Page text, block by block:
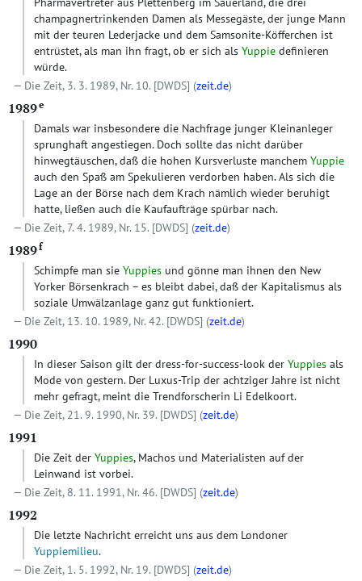
champagnertrinkenden Damen als Messegäste, der junge Mann
mit der teuren Lederjacke und dem Samsonite-Köfferchen ist
entrüstet, als man ihn fragt, ob er sich als Yuppie definieren
würde.
Die Zeit, 3. 3. 1989, Nr. 10. [DWDS] (zeit.de)
1989e
Damals war insbesondere die Nachfrage junger Kleinanleger
sprunghaft angestiegen. Doch sollte das nicht darüber
hinwegtäuschen, daß die hohen Kursverluste manchem Yuppie
auch den Spaß am Spekulieren verdorben haben. Als sich die
Lage an der Börse nach dem Krach nämlich wieder beruhigt
hatte, ließen auch die Kaufaufträge spürbar nach.
Die Zeit, 7. 4. 1989, Nr. 15. [DWDS] (zeit.de)
1989f
Schimpfe man sie Yuppies und gönne man ihnen den New
Yorker Börsenkrach – es bleibt dabei, daß der Kapitalismus als
soziale Umwälzanlage ganz gut funktioniert.
Die Zeit, 13. 10. 1989, Nr. 42. [DWDS] (zeit.de)
1990
In dieser Saison gilt der dress-for-success-look der Yuppies als
Mode von gestern. Der Luxus-Trip der achtziger Jahre ist nicht
mehr gefragt, meint die Trendforscherin Li Edelkoort.
Die Zeit, 21. 9. 1990, Nr. 39. [DWDS] (zeit.de)
1991
Die Zeit der Yuppies, Machos und Materialisten auf der
Leinwand ist vorbei.
Die Zeit, 8. 11. 1991, Nr. 46. [DWDS] (zeit.de)
1992
Die letzte Nachricht erreicht uns aus dem Londoner
Yuppiemilieu.
Die Zeit, 1. 5. 1992, Nr. 19. [DWDS] (zeit.de)